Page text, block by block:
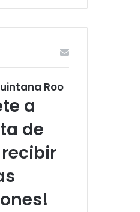
Roo
a
de